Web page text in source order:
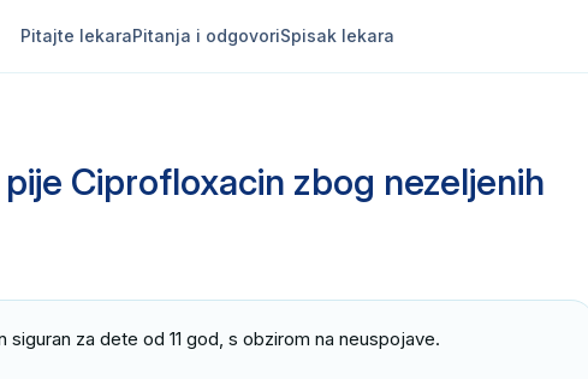
Pitajte lekaraPitanja i odgovoriSpisak lekara
Ciprofloxacin zbog nezeljenih
za dete od 11 god, s obzirom na neuspojave.